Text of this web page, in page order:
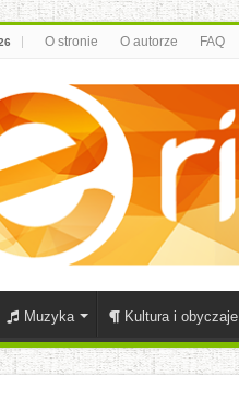
O stronie O autorze FAQ
Muzyka Kultura i obyczaje